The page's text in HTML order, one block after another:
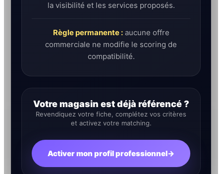
la visibilité et les services proposés.
Règle permanente :aucune offre
commerciale ne modifie le scoring de
compatibilité.
Votre magasin est déjà référencé ?
Revendiquez votre fiche, complétez vos critères
et activez votre matching.
Activer mon profil professionnel→